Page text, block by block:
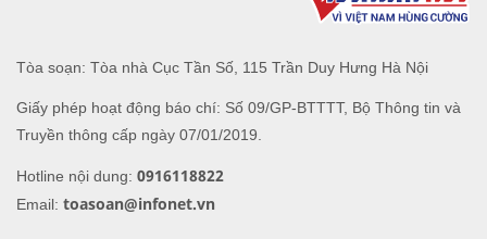
Tòa soạn: Tòa nhà Cục Tần Số, 115 Trần Duy Hưng Hà Nội
Giấy phép hoạt động báo chí: Số 09/GP-BTTTT, Bộ Thông tin và
Truyền thông cấp ngày 07/01/2019.
Hotline nội dung: 0916118822
Email: toasoan@infonet.vn